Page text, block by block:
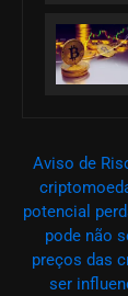
Aviso de
potencial
pode não
preços das
ser